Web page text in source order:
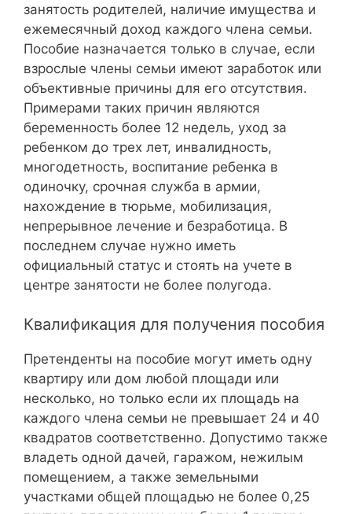
занятость родителей, наличие имущества и
ежемесячный доход каждого члена семьи.
Пособие назначается только в случае, если
взрослые члены семьи имеют заработок или
объективные причины для его отсутствия.
Примерами таких причин являются
беременность более 12 недель, уход за
ребенком до трех лет, инвалидность,
многодетность, воспитание ребенка в
одиночку, срочная служба в армии,
нахождение в тюрьме, мобилизация,
непрерывное лечение и безработица. В
последнем случае нужно иметь
официальный статус и стоять на учете в
центре занятости не более полугода.
Квалификация для получения пособия
Претенденты на пособие могут иметь одну
квартиру или дом любой площади или
несколько, но только если их площадь на
каждого члена семьи не превышает 24 и 40
квадратов соответственно. Допустимо также
владеть одной дачей, гаражом, нежилым
помещением, а также земельными
участками общей площадью не более 0,25